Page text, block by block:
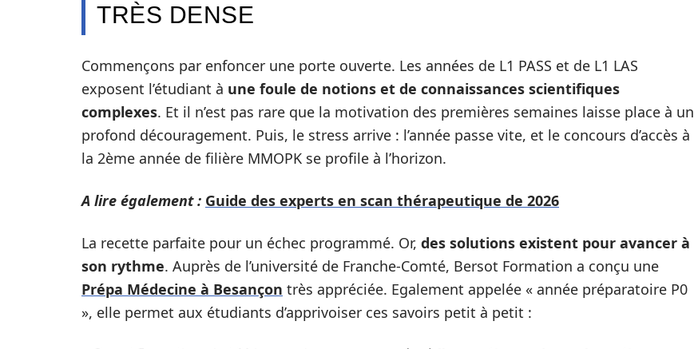
TRÈS DENSE
Commençons par enfoncer une porte ouverte. Les années de L1 PASS et de L1 LAS
exposent l’étudiant à une foule de notions et de connaissances scientifiques
complexes. Et il n’est pas rare que la motivation des premières semaines laisse place à un
profond découragement. Puis, le stress arrive : l’année passe vite, et le concours d’accès à
la 2ème année de filière MMOPK se profile à l’horizon.
A lire également : Guide des experts en scan thérapeutique de 2026
La recette parfaite pour un échec programmé. Or, des solutions existent pour avancer à
son rythme. Auprès de l’université de Franche-Comté, Bersot Formation a conçu une
Prépa Médecine à Besançon très appréciée. Egalement appelée « année préparatoire P0
», elle permet aux étudiants d’apprivoiser ces savoirs petit à petit :